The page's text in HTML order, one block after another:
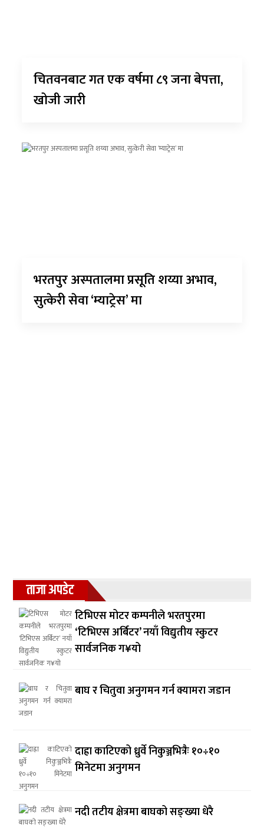
चितवनबाट गत एक वर्षमा ८९ जना बेपत्ता,
खोजी जारी
भरतपुर अस्पतालमा प्रसूति शय्या अभाव,
सुत्केरी सेवा ‘म्याट्रेस’ मा
ताजा अपडेट
टिभिएस मोटर कम्पनीले भरतपुरमा
‘टिभिएस अर्बिटर’ नयाँ विद्युतीय स्कुटर
सार्वजनिक ग¥यो
बाघ र चितुवा अनुगमन गर्न क्यामरा जडान
दाह्रा काटिएको ध्रुर्वे निकुञ्जभित्रैः १०÷१०
मिनेटमा अनुगमन
नदी तटीय क्षेत्रमा बाघको सङ्ख्या धेरै